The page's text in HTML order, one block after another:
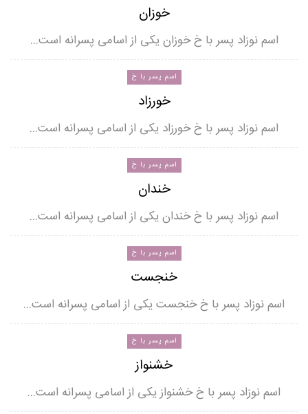
خوزان
اسم نوزاد پسر با خ خوزان یکی از اسامی پسرانه است…
اسم پسر با خ
خورزاد
اسم نوزاد پسر با خ خورزاد یکی از اسامی پسرانه است…
اسم پسر با خ
خندان
اسم نوزاد پسر با خ خندان یکی از اسامی پسرانه است…
اسم پسر با خ
خنجست
اسم نوزاد پسر با خ خنجست یکی از اسامی پسرانه است…
اسم پسر با خ
خشنواز
اسم نوزاد پسر با خ خشنواز یکی از اسامی پسرانه است…